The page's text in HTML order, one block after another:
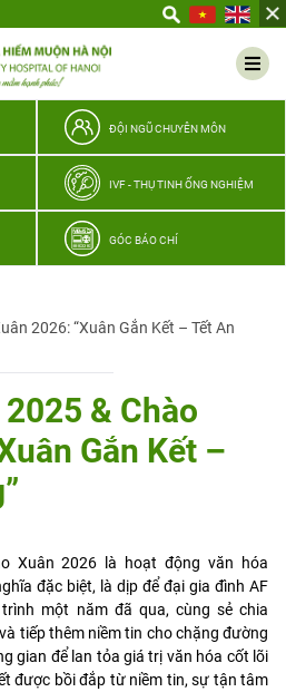
ĐỘI NGŨ CHUYÊN MÔN
IVF - THỤ TINH ỐNG NGHIỆM
GÓC BÁO CHÍ
2026: “Xuân Gắn Kết – Tết An
& Chào
Gắn Kết –
Xuân 2026 là hoạt động văn hóa
đặc biệt, là dịp để đại gia đình AF
một năm đã qua, cùng sẻ chia
tiếp thêm niềm tin cho chặng đường
gian để lan tỏa giá trị văn hóa cốt lõi
được bồi đắp từ niềm tin, sự tận tâm